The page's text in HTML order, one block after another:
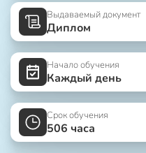
Выдаваемый документ
Диплом
Начало обучения
Каждый день
Срок обучения
506 часа